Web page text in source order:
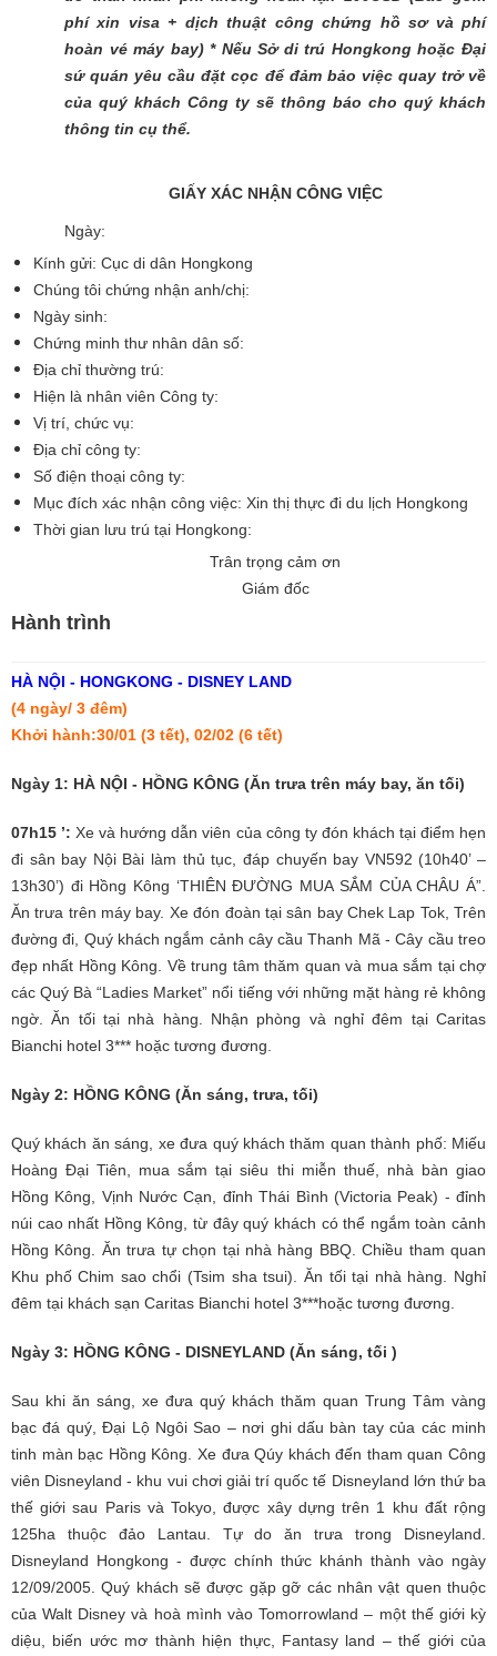
phí xin visa + dịch thuật công chứng hồ sơ và phí
hoàn vé máy bay) * Nếu Sở di trú Hongkong hoặc Đại
sứ quán yêu cầu đặt cọc để đảm bảo việc quay trở về
của quý khách Công ty sẽ thông báo cho quý khách
thông tin cụ thể.
GIẤY XÁC NHẬN CÔNG VIỆC
Ngày:
Kính gửi: Cục di dân Hongkong
Chúng tôi chứng nhận anh/chị:
Ngày sinh:
Chứng minh thư nhân dân số:
Địa chỉ thường trú:
Hiện là nhân viên Công ty:
Vị trí, chức vụ:
Địa chỉ công ty:
Số điện thoại công ty:
Mục đích xác nhận công việc: Xin thị thực đi du lịch Hongkong
Thời gian lưu trú tại Hongkong:
Trân trọng cảm ơn
Giám đốc
Hành trình
HÀ NỘI - HONGKONG - DISNEY LAND
(4 ngày/ 3 đêm)
Khởi hành:30/01 (3 tết), 02/02 (6 tết)
Ngày 1: HÀ NỘI - HỒNG KÔNG (Ăn trưa trên máy bay, ăn tối)
07h15 ’: Xe và hướng dẫn viên của công ty đón khách tại điểm hẹn
đi sân bay Nội Bài làm thủ tục, đáp chuyến bay VN592 (10h40’ –
13h30’) đi Hồng Kông ‘THIÊN ĐƯỜNG MUA SẮM CỦA CHÂU Á”.
Ăn trưa trên máy bay. Xe đón đoàn tại sân bay Chek Lap Tok, Trên
đường đi, Quý khách ngắm cảnh cây cầu Thanh Mã - Cây cầu treo
đẹp nhất Hồng Kông. Về trung tâm thăm quan và mua sắm tại chợ
các Quý Bà “Ladies Market” nổi tiếng với những mặt hàng rẻ không
ngờ. Ăn tối tại nhà hàng. Nhận phòng và nghỉ đêm tại Caritas
Bianchi hotel 3*** hoặc tương đương.
Ngày 2: HỒNG KÔNG (Ăn sáng, trưa, tối)
Quý khách ăn sáng, xe đưa quý khách thăm quan thành phố: Miếu
Hoàng Đại Tiên, mua sắm tại siêu thi miễn thuế, nhà bàn giao
Hồng Kông, Vịnh Nước Cạn, đỉnh Thái Bình (Victoria Peak) - đỉnh
núi cao nhất Hồng Kông, từ đây quý khách có thể ngắm toàn cảnh
Hồng Kông. Ăn trưa tự chọn tại nhà hàng BBQ. Chiều tham quan
Khu phố Chim sao chổi (Tsim sha tsui). Ăn tối tại nhà hàng. Nghỉ
đêm tại khách sạn Caritas Bianchi hotel 3***hoặc tương đương.
Ngày 3: HỒNG KÔNG - DISNEYLAND (Ăn sáng, tối )
Sau khi ăn sáng, xe đưa quý khách thăm quan Trung Tâm vàng
bạc đá quý, Đại Lộ Ngôi Sao – nơi ghi dấu bàn tay của các minh
tinh màn bạc Hồng Kông. Xe đưa Qúy khách đến tham quan Công
viên Disneyland - khu vui chơi giải trí quốc tế Disneyland lớn thứ ba
thế giới sau Paris và Tokyo, được xây dựng trên 1 khu đất rộng
125ha thuộc đảo Lantau. Tự do ăn trưa trong Disneyland.
Disneyland Hongkong - được chính thức khánh thành vào ngày
12/09/2005. Quý khách sẽ được gặp gỡ các nhân vật quen thuộc
của Walt Disney và hoà mình vào Tomorrowland – một thế giới kỳ
diệu, biến ước mơ thành hiện thực, Fantasy land – thế giới của